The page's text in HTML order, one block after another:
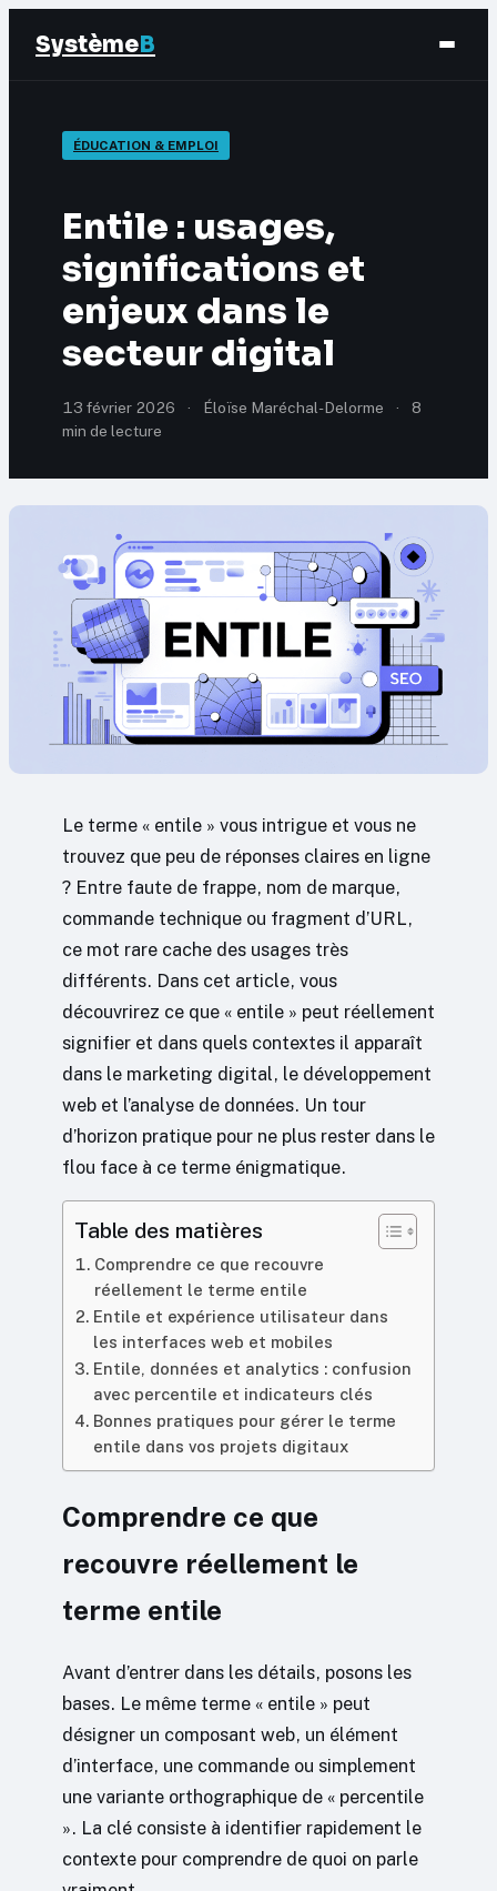
SystèmeB
Finance
Éducation & Emploi
Marketing
ÉDUCATION & EMPLOI
Entile : usages,
significations et
enjeux dans le
secteur digital
13 février 2026 · Éloïse Maréchal-Delorme ·
8
min de lecture
Le terme « entile » vous intrigue et vous ne
trouvez que peu de réponses claires en ligne
? Entre faute de frappe, nom de marque,
commande technique ou fragment d’URL,
ce mot rare cache des usages très
différents. Dans cet article, vous
découvrirez ce que « entile » peut réellement
signifier et dans quels contextes il apparaît
dans le marketing digital, le développement
web et l’analyse de données. Un tour
d’horizon pratique pour ne plus rester dans le
flou face à ce terme énigmatique.
Table des matières
Comprendre ce que recouvre
réellement le terme entile
Entile et expérience utilisateur dans
les interfaces web et mobiles
Entile, données et analytics : confusion
avec percentile et indicateurs clés
Bonnes pratiques pour gérer le terme
entile dans vos projets digitaux
Comprendre ce que
recouvre réellement le
terme entile
Avant d’entrer dans les détails, posons les
bases. Le même terme « entile » peut
désigner un composant web, un élément
d’interface, une commande ou simplement
une variante orthographique de « percentile
». La clé consiste à identifier rapidement le
contexte pour comprendre de quoi on parle